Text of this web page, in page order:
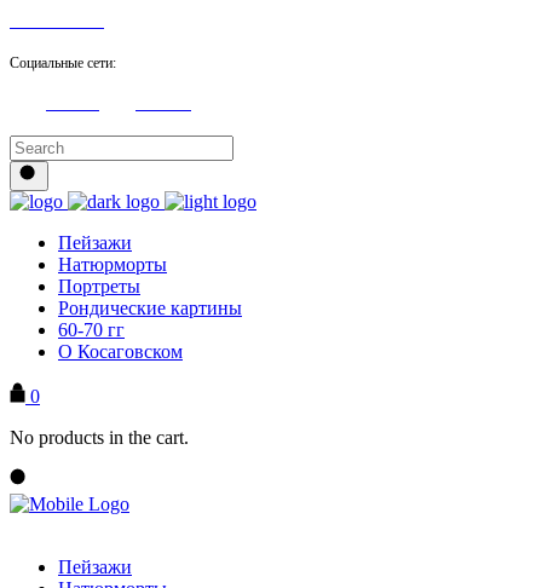
Социальные сети:
Пейзажи
Натюрморты
Портреты
Рондические картины
60-70 гг
О Косаговском
0
No products in the cart.
Пейзажи